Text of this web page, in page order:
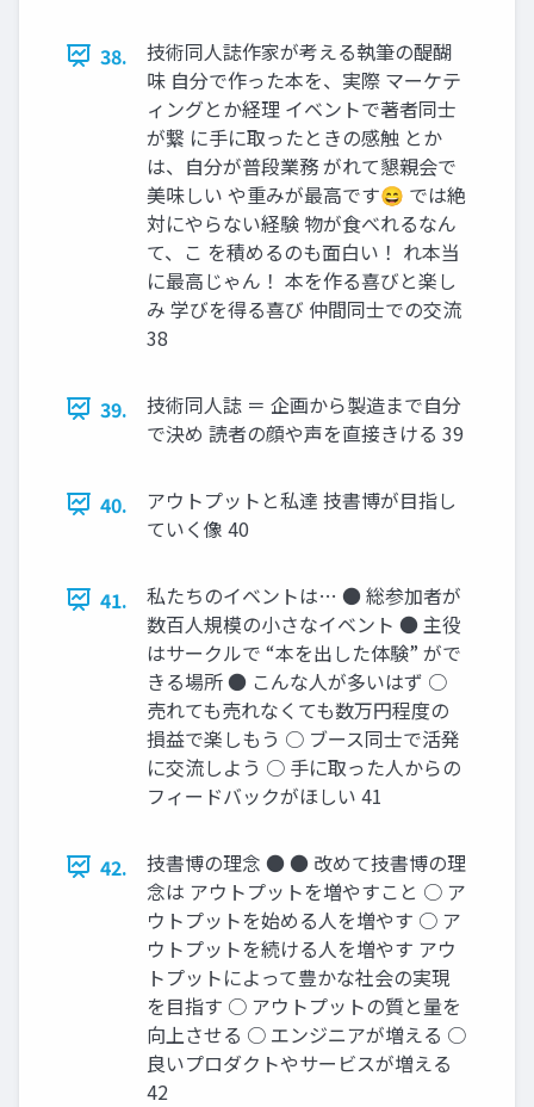
38.
技術同人誌作家が考える執筆の醍醐
味 自分で作った本を、実際 マーケテ
ィングとか経理 イベントで著者同士
が繋 に手に取ったときの感触 とか
は、自分が普段業務 がれて懇親会で
美味しい や重みが最高です😄 では絶
対にやらない経験 物が食べれるなん
て、こ を積めるのも面白い！ れ本当
に最高じゃん！ 本を作る喜びと楽し
み 学びを得る喜び 仲間同士での交流
38
39.
技術同人誌 ＝ 企画から製造まで自分
で決め 読者の顔や声を直接きける 39
40.
アウトプットと私達 技書博が目指し
ていく像 40
41.
私たちのイベントは… ● 総参加者が
数百人規模の小さなイベント ● 主役
はサークルで “本を出した体験” がで
きる場所 ● こんな人が多いはず ○
売れても売れなくても数万円程度の
損益で楽しもう ○ ブース同士で活発
に交流しよう ○ 手に取った人からの
フィードバックがほしい 41
42.
技書博の理念 ● ● 改めて技書博の理
念は アウトプットを増やすこと ○ ア
ウトプットを始める人を増やす ○ ア
ウトプットを続ける人を増やす アウ
トプットによって豊かな社会の実現
を目指す ○ アウトプットの質と量を
向上させる ○ エンジニアが増える ○
良いプロダクトやサービスが増える
42